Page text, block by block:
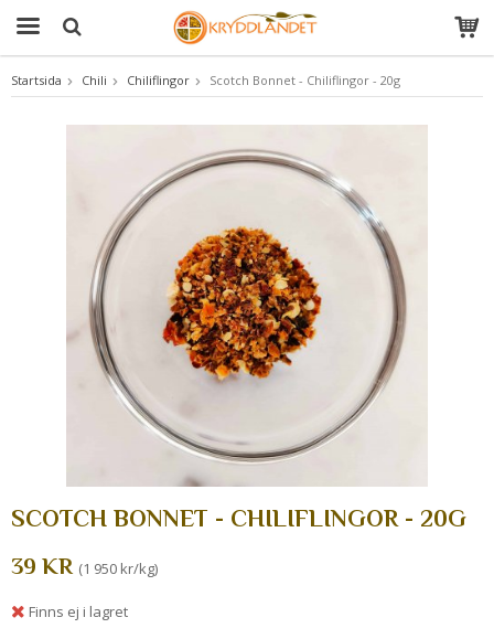
Produkten har blivit tillagd i varukorgen
Startsida Chili Chiliflingor Scotch Bonnet - Chiliflingor - 20g
SCOTCH BONNET - CHILIFLINGOR - 20G
39 KR (1 950 kr/kg)
Finns ej i lagret